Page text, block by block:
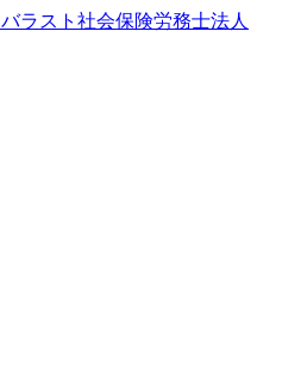
バラスト社会保険労務士法人